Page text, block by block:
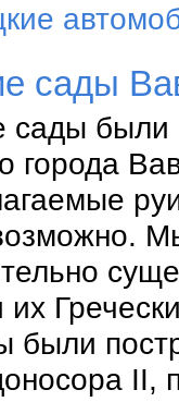
сады
сады были
города
их
были
II,